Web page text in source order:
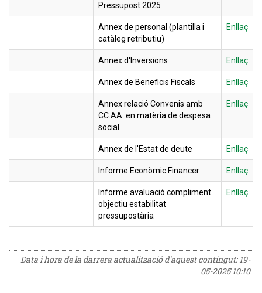
Pressupost 2025
Annex de personal (plantilla i
catàleg retributiu)
Enllaç
Annex d'Inversions Enllaç
Annex de Beneficis Fiscals Enllaç
Annex relació Convenis amb
CC.AA. en matèria de despesa
social
Enllaç
Annex de l'Estat de deute Enllaç
Informe Econòmic Financer Enllaç
Informe avaluació compliment
objectiu estabilitat
pressupostària
Enllaç
Data i hora de la darrera actualització d'aquest contingut:19-
05-2025 10:10